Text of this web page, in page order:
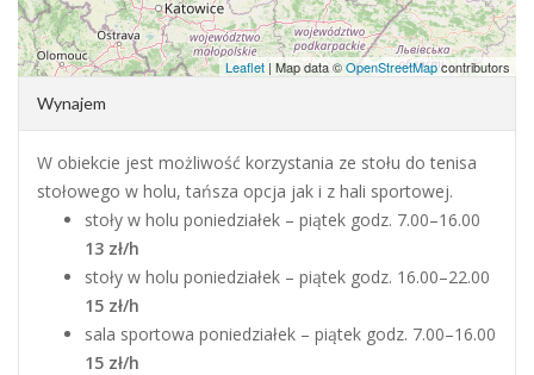
Leaflet | Map data ©OpenStreetMapcontributors
Wynajem
W obiekcie jest możliwość korzystania ze stołu do tenisa
stołowego w holu, tańsza opcja jak i z hali sportowej.
stoły w holu poniedziałek – piątek godz. 7.00–16.00
13 zł/h
stoły w holu poniedziałek – piątek godz. 16.00–22.00
15 zł/h
sala sportowa poniedziałek – piątek godz. 7.00–16.00
15 zł/h